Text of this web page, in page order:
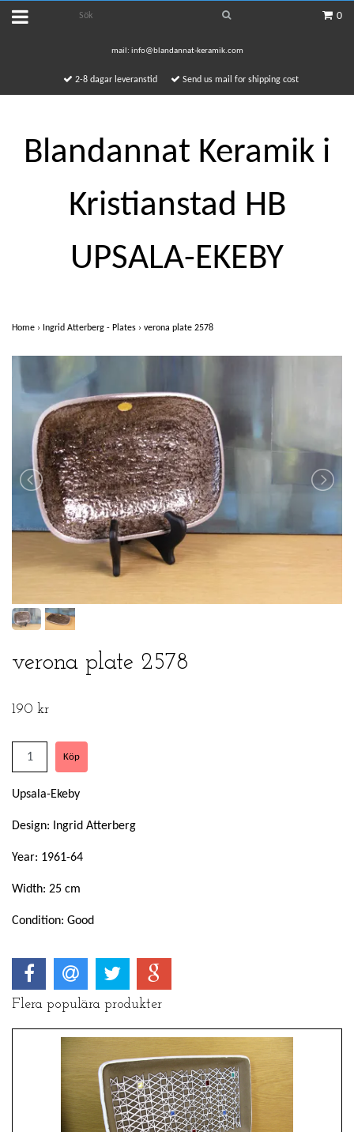
0
mail: info@blandannat-keramik.com
2-8 dagar leveranstid Send us mail for shipping cost
Blandannat Keramik i
Kristianstad HB
UPSALA-EKEBY
Home › Ingrid Atterberg - Plates › verona plate 2578
verona plate 2578
190 kr
Upsala-Ekeby
Design: Ingrid Atterberg
Year: 1961-64
Width: 25 cm
Condition: Good
Flera populära produkter